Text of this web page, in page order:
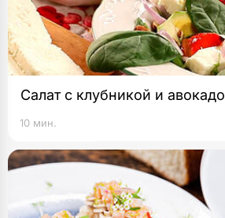
Салат с клубникой и авокадо
10 мин.